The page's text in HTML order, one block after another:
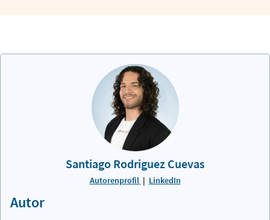
Santiago Rodriguez Cuevas
Autorenprofil | LinkedIn
Autor